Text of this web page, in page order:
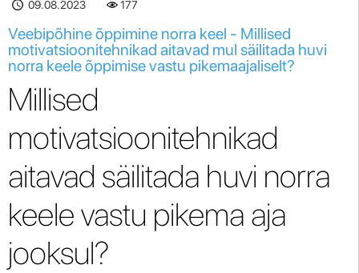
09.08.2023 177
Veebipõhine õppimine norra keel - Millised
motivatsioonitehnikad aitavad mul säilitada huvi
norra keele õppimise vastu pikemaajaliselt?
Millised
motivatsioonitehnikad
aitavad säilitada huvi norra
keele vastu pikema aja
jooksul?